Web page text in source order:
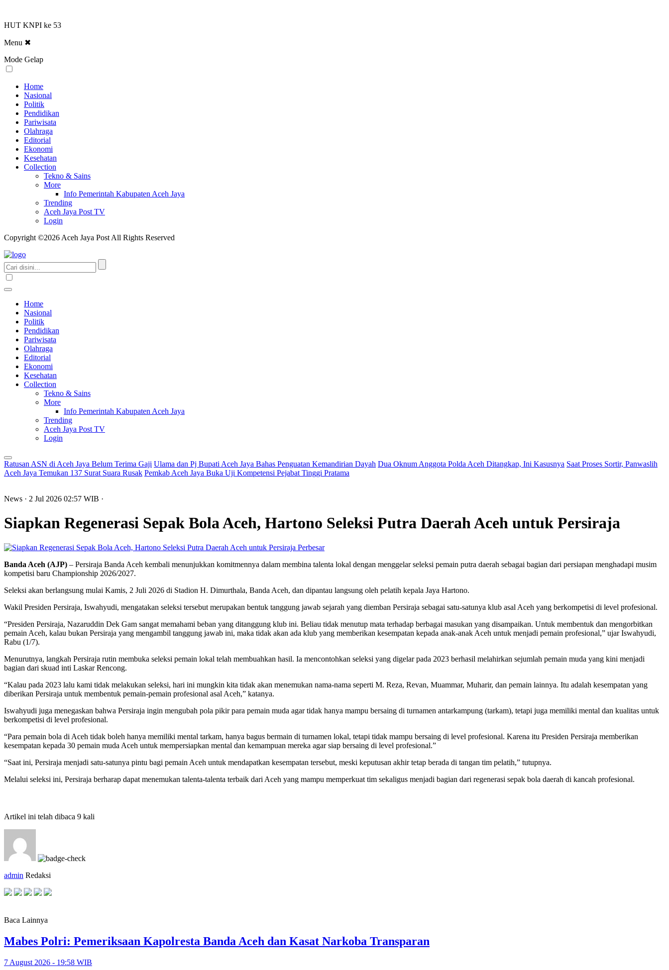
HUT KNPI ke 53
Menu ✖
Mode Gelap
Home
Nasional
Politik
Pendidikan
Pariwisata
Olahraga
Editorial
Ekonomi
Kesehatan
Collection
Tekno & Sains
More
Info Pemerintah Kabupaten Aceh Jaya
Trending
Aceh Jaya Post TV
Login
Copyright ©2026 Aceh Jaya Post All Rights Reserved
Home
Nasional
Politik
Pendidikan
Pariwisata
Olahraga
Editorial
Ekonomi
Kesehatan
Collection
Tekno & Sains
More
Info Pemerintah Kabupaten Aceh Jaya
Trending
Aceh Jaya Post TV
Login
Ratusan ASN di Aceh Jaya Belum Terima Gaji Ulama dan Pj Bupati Aceh Jaya Bahas Penguatan Kemandirian Dayah Dua Oknum Anggota Polda Aceh Ditangkap, Ini Kasusnya Saat Proses Sortir, Panwaslih
Aceh Jaya Temukan 137 Surat Suara Rusak Pemkab Aceh Jaya Buka Uji Kompetensi Pejabat Tinggi Pratama
News · 2 Jul 2026 02:57 WIB ·
Siapkan Regenerasi Sepak Bola Aceh, Hartono Seleksi Putra Daerah Aceh untuk Persiraja
Perbesar
Banda Aceh (AJP) – Persiraja Banda Aceh kembali menunjukkan komitmennya dalam membina talenta lokal dengan menggelar seleksi pemain putra daerah sebagai bagian dari persiapan menghadapi musim
kompetisi baru Championship 2026/2027.
Seleksi akan berlangsung mulai Kamis, 2 Juli 2026 di Stadion H. Dimurthala, Banda Aceh, dan dipantau langsung oleh pelatih kepala Jaya Hartono.
Wakil Presiden Persiraja, Iswahyudi, mengatakan seleksi tersebut merupakan bentuk tanggung jawab sejarah yang diemban Persiraja sebagai satu-satunya klub asal Aceh yang berkompetisi di level profesional.
“Presiden Persiraja, Nazaruddin Dek Gam sangat memahami beban yang ditanggung klub ini. Beliau tidak menutup mata terhadap berbagai masukan yang disampaikan. Untuk membentuk dan mengorbitkan
pemain Aceh, kalau bukan Persiraja yang mengambil tanggung jawab ini, maka tidak akan ada klub yang memberikan kesempatan kepada anak-anak Aceh untuk menjadi pemain profesional,” ujar Iswahyudi,
Rabu (1/7).
Menurutnya, langkah Persiraja rutin membuka seleksi pemain lokal telah membuahkan hasil. Ia mencontohkan seleksi yang digelar pada 2023 berhasil melahirkan sejumlah pemain muda yang kini menjadi
bagian dari skuad inti Laskar Rencong.
“Kalau pada 2023 lalu kami tidak melakukan seleksi, hari ini mungkin kita tidak akan menemukan nama-nama seperti M. Reza, Revan, Muammar, Muharir, dan pemain lainnya. Itu adalah kesempatan yang
diberikan Persiraja untuk membentuk pemain-pemain profesional asal Aceh,” katanya.
Iswahyudi juga menegaskan bahwa Persiraja ingin mengubah pola pikir para pemain muda agar tidak hanya mampu bersaing di turnamen antarkampung (tarkam), tetapi juga memiliki mental dan kualitas untuk
berkompetisi di level profesional.
“Para pemain bola di Aceh tidak boleh hanya memiliki mental tarkam, hanya bagus bermain di turnamen lokal, tetapi tidak mampu bersaing di level profesional. Karena itu Presiden Persiraja memberikan
kesempatan kepada 30 pemain muda Aceh untuk mempersiapkan mental dan kemampuan mereka agar siap bersaing di level profesional.”
“Saat ini, Persiraja menjadi satu-satunya pintu bagi pemain Aceh untuk mendapatkan kesempatan tersebut, meski keputusan akhir tetap berada di tangan tim pelatih,” tutupnya.
Melalui seleksi ini, Persiraja berharap dapat menemukan talenta-talenta terbaik dari Aceh yang mampu memperkuat tim sekaligus menjadi bagian dari regenerasi sepak bola daerah di kancah profesional.
Artikel ini telah dibaca 9 kali
admin Redaksi
Baca Lainnya
Mabes Polri: Pemeriksaan Kapolresta Banda Aceh dan Kasat Narkoba Transparan
7 August 2026 - 19:58 WIB